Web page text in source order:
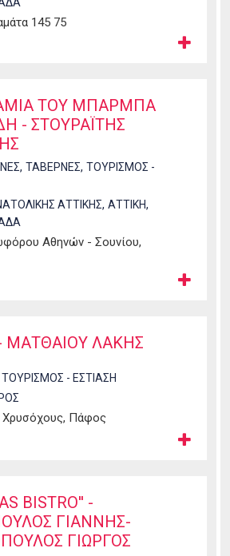
145 75
ΤΟΥ ΜΠΑΡΜΠΑ
- ΣΤΟΥΡΑΪΤΗΣ
, ΤΑΒΕΡΝΕΣ, ΤΟΥΡΙΣΜΟΣ -
ΑΤΤΙΚΗΣ, ΑΤΤΙΚΗ,
Αθηνών - Σουνίου,
ΜΑΤΘΑΙΟΥ ΛΑΚΗΣ
ΤΟΥΡΙΣΜΟΣ - ΕΣΤΙΑΣΗ
Χρυσόχους, Πάφος
BISTRO'' -
ΓΙΑΝΝΗΣ-
ΓΙΩΡΓΟΣ